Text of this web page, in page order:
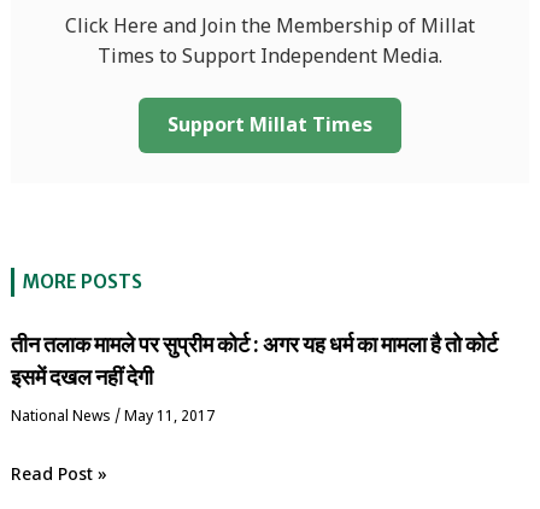
Click Here and Join the Membership of Millat
Times to Support Independent Media.
Support Millat Times
MORE POSTS
तीन तलाक मामले पर सुप्रीम कोर्ट : अगर यह धर्म का मामला है तो कोर्ट
इसमें दखल नहीं देगी
National News / May 11, 2017
Read Post »